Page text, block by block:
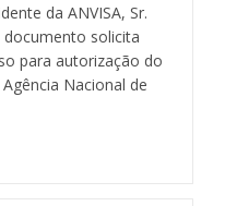
da ANVISA, Sr.
solicita
para autorização do
Nacional de